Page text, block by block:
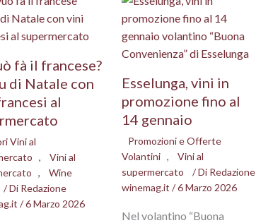
fà il francese?
di Natale con
al
Vini al
,
Vini al
,
Wine
/ Di Redazione
/6 Marzo 2026
Esselunga, vini in
promozione fino al
14 gennaio
Promozioni e Offerte
Volantini ,
Vini al
supermercato
/ Di Redazione
winemag.it /6 Marzo 2026
Nel volantino “Buona